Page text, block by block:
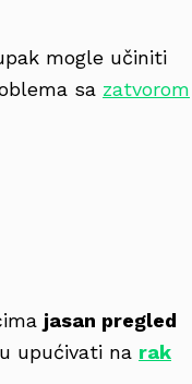
mogle učiniti
sa zatvorom
jasan pregled
upućivati na rak